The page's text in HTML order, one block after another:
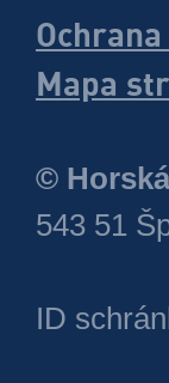
Mapa
©
543 51
ID